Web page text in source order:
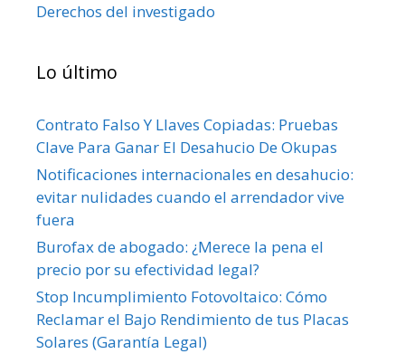
Derechos del investigado
Lo último
Contrato Falso Y Llaves Copiadas: Pruebas
Clave Para Ganar El Desahucio De Okupas
Notificaciones internacionales en desahucio:
evitar nulidades cuando el arrendador vive
fuera
Burofax de abogado: ¿Merece la pena el
precio por su efectividad legal?
Stop Incumplimiento Fotovoltaico: Cómo
Reclamar el Bajo Rendimiento de tus Placas
Solares (Garantía Legal)